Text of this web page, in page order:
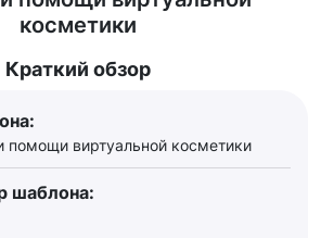
косметики
Краткий обзор
помощи виртуальной косметики
шаблона: